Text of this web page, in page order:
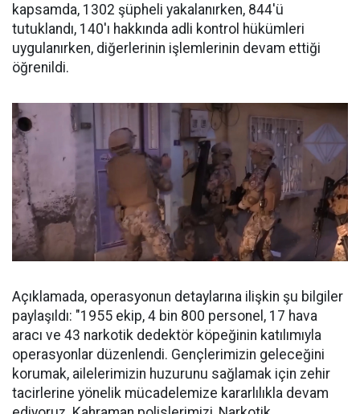
kapsamda, 1302 şüpheli yakalanırken, 844'ü
tutuklandı, 140'ı hakkında adli kontrol hükümleri
uygulanırken, diğerlerinin işlemlerinin devam ettiği
öğrenildi.
Açıklamada, operasyonun detaylarına ilişkin şu bilgiler
paylaşıldı: "1955 ekip, 4 bin 800 personel, 17 hava
aracı ve 43 narkotik dedektör köpeğinin katılımıyla
operasyonlar düzenlendi. Gençlerimizin geleceğini
korumak, ailelerimizin huzurunu sağlamak için zehir
tacirlerine yönelik mücadelemize kararlılıkla devam